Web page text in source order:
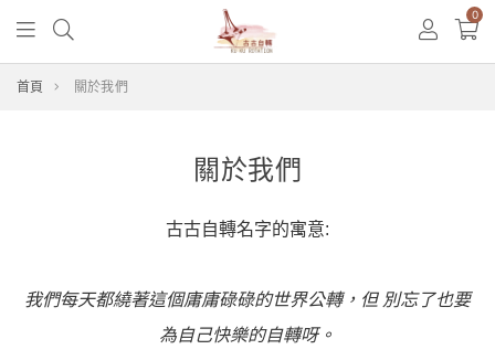
0
首頁 關於我們
關於我們
古古自轉名字的寓意:
我們每天都繞著這個庸庸碌碌的世界公轉，但 別忘了也要
為自己快樂的自轉呀。